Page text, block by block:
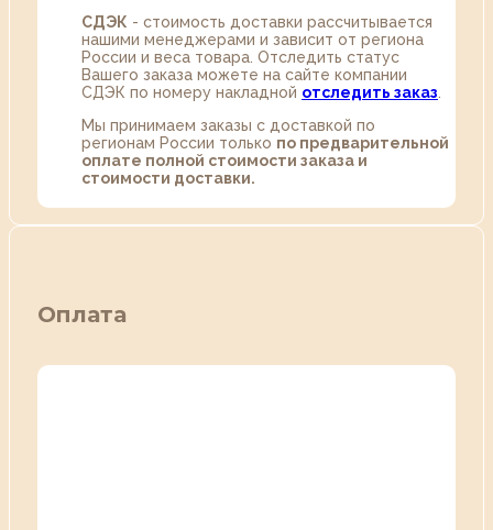
СДЭК - стоимость доставки рассчитывается
нашими менеджерами и зависит от региона
России и веса товара. Отследить статус
Вашего заказа можете на сайте компании
СДЭК по номеру накладной отследить заказ
Мы принимаем заказы с доставкой по
регионам России только по предварительной
оплате полной стоимости заказа и
стоимости доставки.
Оплата